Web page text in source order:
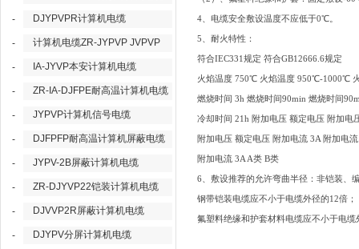
- DJYPVPR计算机电缆
- 计算机电缆ZR-JYPVP JVPVP
- IA-JYVP本安计算机电缆
- ZR-IA-DJFPE耐高温计算机电缆
- JYPVP计算机信号电缆
- DJFPFP耐高温计算机屏蔽电缆
- JYPV-2B屏蔽计算机电缆
- ZR-DJYVP22铠装计算机电缆
- DJVVP2R屏蔽计算机电缆
- DJYPV分屏计算机电缆
4、电缆安全敷设温度不应低于0℃。
5、耐火特性：
符合IEC331规定 符合GB12666.6规定
火焰温度 750℃ 火焰温度 950℃-1000℃
燃烧时间 3h 燃烧时间90min 燃烧时间
冷却时间 21h 附加电压 额定电压 附加电
附加电压 额定电压 附加电流 3A 附加电
附加电流 3A A类 B类
6、敷设推荐的允许弯曲半径：非铠装、
钢带铠装电缆应不小于电缆外径的12倍；
氟塑料绝缘和护套材料电缆应不小于电缆